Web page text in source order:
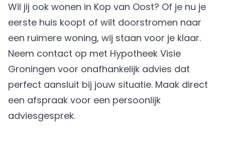
Wil jij ook wonen in Kop van Oost? Of je nu je
eerste huis koopt of wilt doorstromen naar
een ruimere woning, wij staan voor je klaar.
Neem contact op met Hypotheek Visie
Groningen voor onafhankelijk advies dat
perfect aansluit bij jouw situatie. Maak direct
een afspraak voor een persoonlijk
adviesgesprek.